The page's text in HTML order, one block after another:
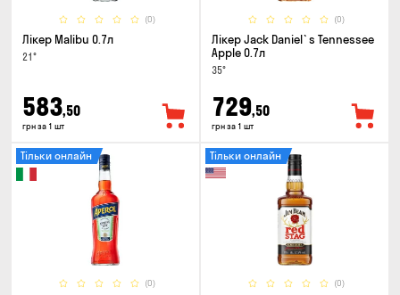
(0)
Лікер Malibu 0.7л
21°
583,50
грн за 1 шт
(0)
Лікер Jack Daniel`s Tennessee
Apple 0.7л
35°
729,50
грн за 1 шт
(0)
Тільки онлайн
(0)
Тільки онлайн